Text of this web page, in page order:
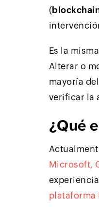
(
Es la
Alterar o
mayoría
verificar la
¿Qué
Microsoft,
plataforma